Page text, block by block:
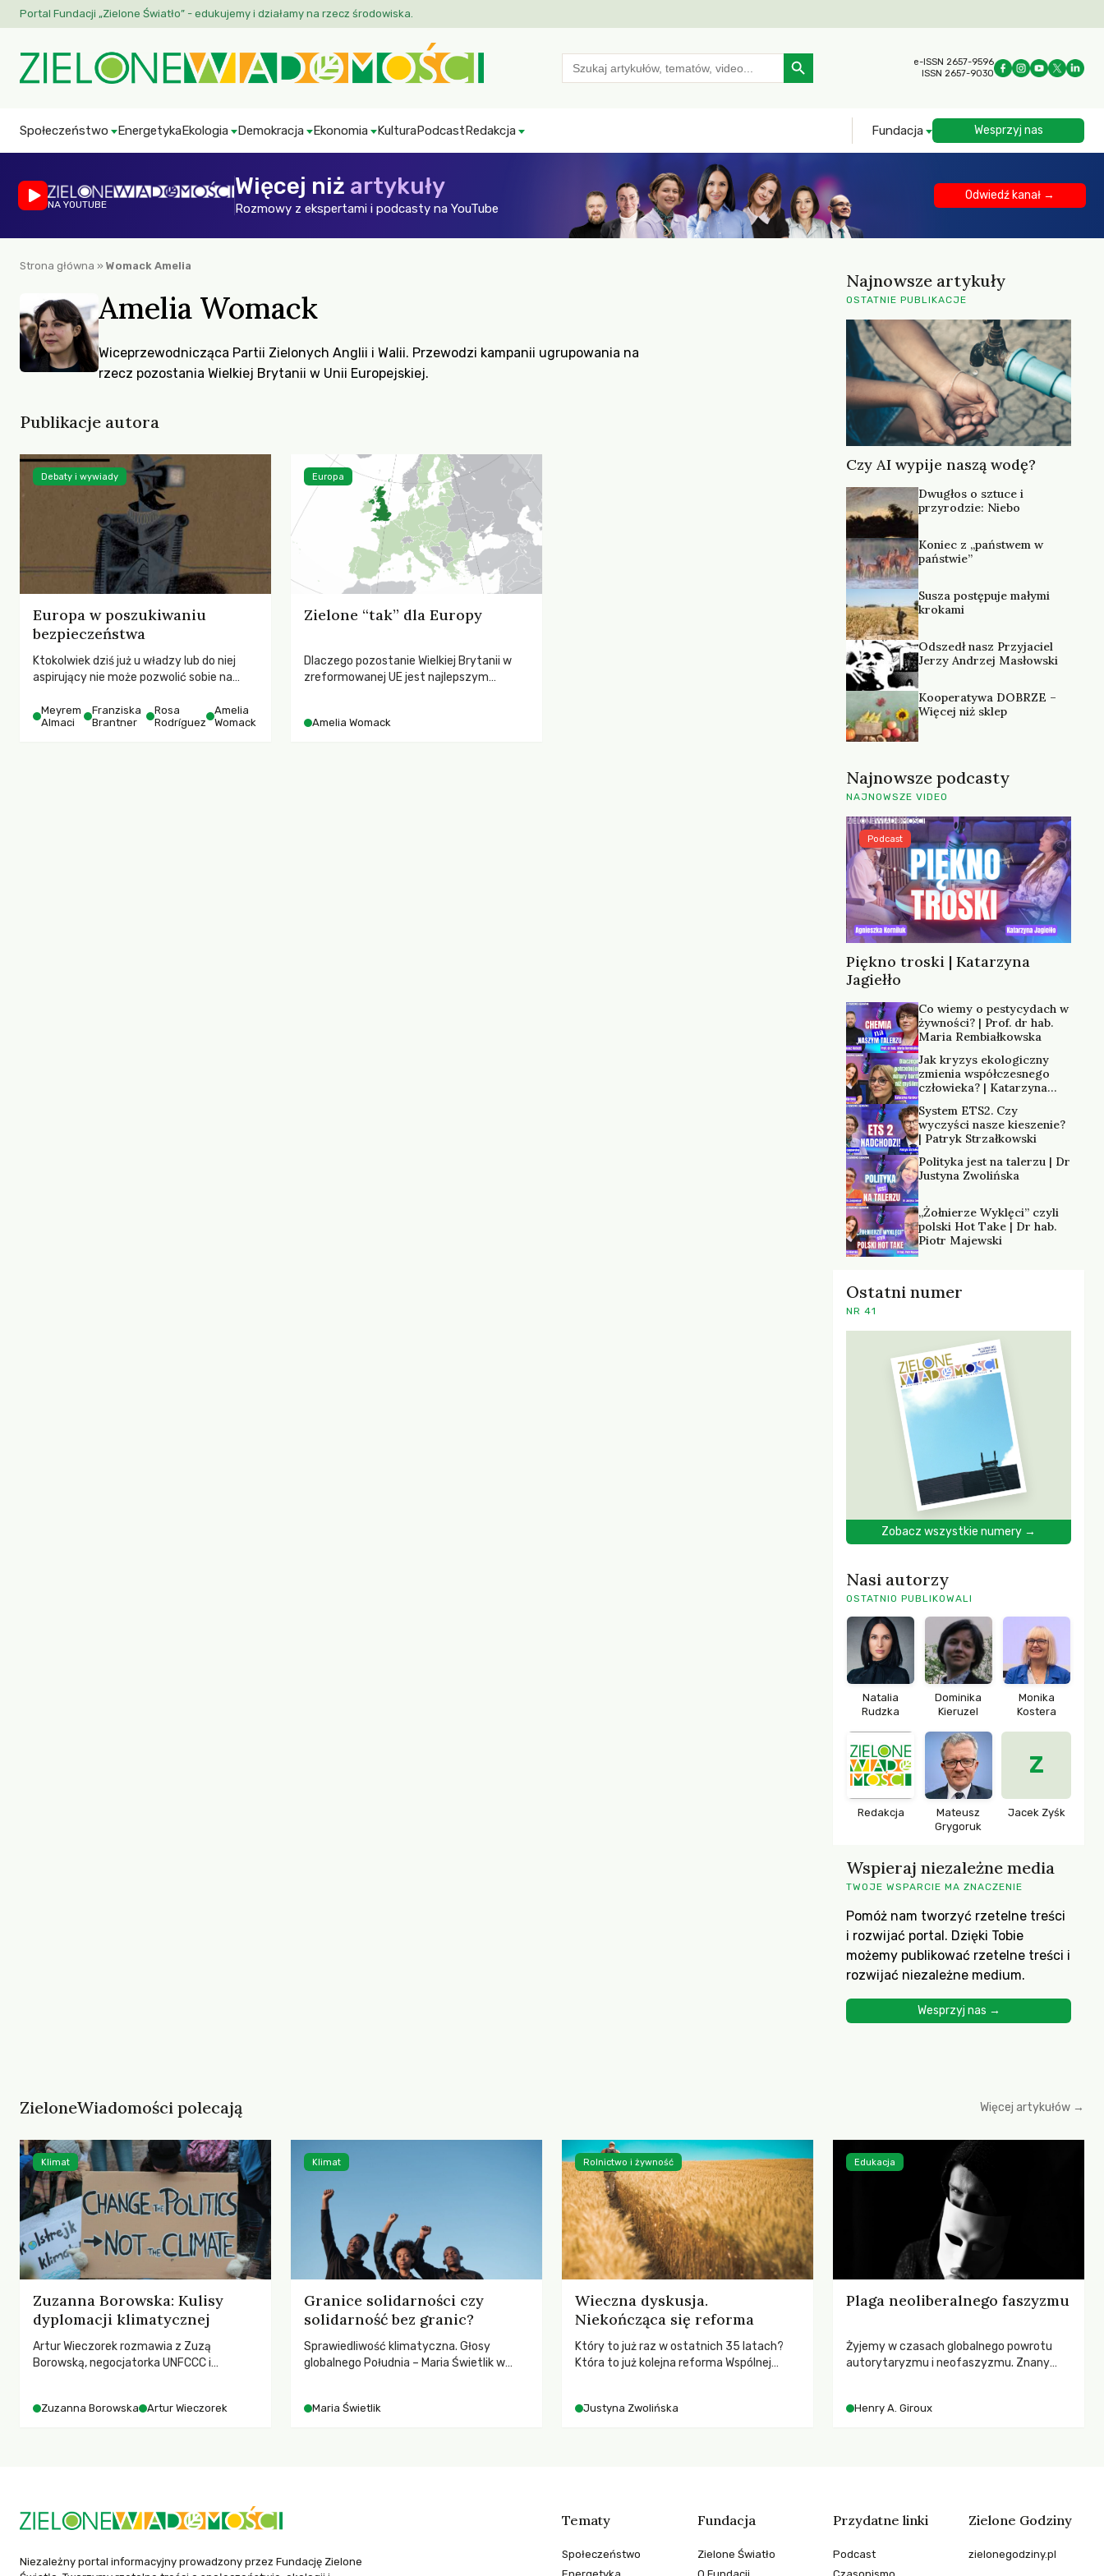
Portal Fundacji „Zielone Światło” - edukujemy i działamy na rzecz środowiska.
Search
for:
Search Button
e-ISSN 2657-9596
ISSN 2657-9030
Społeczeństwo EnergetykaEkologia Demokracja Ekonomia KulturaPodcastRedakcja Fundacja Wesprzyj nas
NA YOUTUBE
Więcej niż artykuły
Rozmowy z ekspertami i podcasty na YouTube
Odwiedź kanał →
Strona główna » Womack Amelia
Amelia Womack
Wiceprzewodnicząca Partii Zielonych Anglii i Walii. Przewodzi kampanii ugrupowania na
rzecz pozostania Wielkiej Brytanii w Unii Europejskiej.
Publikacje autora
Europa w poszukiwaniu
bezpieczeństwa
Ktokolwiek dziś już u władzy lub do niej
aspirujący nie może pozwolić sobie na
zdaje się coraz mocniej ogarniać
obywatelki i obywateli Europy.
Meyrem
Almaci
Franziska
Brantner
Rosa
Rodríguez
Amelia
Womack
Debaty i wywiady
Zielone “tak” dla Europy
Dlaczego pozostanie Wielkiej Brytanii w
zreformowanej UE jest najlepszym
Amelia Womack
Europa
Najnowsze artykuły
OSTATNIE PUBLIKACJE
Czy AI wypije naszą wodę?
Dwugłos o sztuce i
przyrodzie: Niebo
Koniec z „państwem w
państwie”
Susza postępuje małymi
krokami
Odszedł nasz Przyjaciel
Jerzy Andrzej Masłowski
Kooperatywa DOBRZE –
Więcej niż sklep
Najnowsze podcasty
NAJNOWSZE VIDEO
Piękno troski | Katarzyna
Jagiełło
Podcast
Co wiemy o pestycydach w
żywności? | Prof. dr hab.
Maria Rembiałkowska
Jak kryzys ekologiczny
zmienia współczesnego
człowieka? | Katarzyna
System ETS2. Czy
wyczyści nasze kieszenie?
| Patryk Strzałkowski
Polityka jest na talerzu | Dr
Justyna Zwolińska
„Żołnierze Wyklęci” czyli
polski Hot Take | Dr hab.
Piotr Majewski
Ostatni numer
NR 41
Zobacz wszystkie numery →
Nasi autorzy
OSTATNIO PUBLIKOWALI
Natalia
Rudzka
Dominika
Kieruzel
Monika
Kostera
Redakcja
Mateusz
Grygoruk
Z
Jacek Zyśk
Wspieraj niezależne media
TWOJE WSPARCIE MA ZNACZENIE
Pomóż nam tworzyć rzetelne treści
i rozwijać portal. Dzięki Tobie
możemy publikować rzetelne treści i
rozwijać niezależne medium.
Wesprzyj nas →
ZieloneWiadomości polecają Więcej artykułów →
Zuzanna Borowska: Kulisy
dyplomacji klimatycznej
Artur Wieczorek rozmawia z Zuzą
Borowską, negocjatorka UNFCCC i
ruchach klimatycznych
Zuzanna Borowska Artur Wieczorek
Klimat
Granice solidarności czy
solidarność bez granic?
Sprawiedliwość klimatyczna. Głosy
globalnego Południa – Maria Świetlik w
Maria Świetlik
Klimat
Wieczna dyskusja.
Niekończąca się reforma
Który to już raz w ostatnich 35 latach?
Która to już kolejna reforma Wspólnej
społeczne?
Justyna Zwolińska
Rolnictwo i żywność
Plaga neoliberalnego faszyzmu
Żyjemy w czasach globalnego powrotu
autorytaryzmu i neofaszyzmu. Znany
społeczeństwo. Czy współczesne
Henry A. Giroux
Edukacja
Niezależny portal informacyjny prowadzony przez Fundację Zielone
Tematy
Społeczeństwo
Fundacja
Zielone Światło
Przydatne linki
Podcast
Zielone Godziny
zielonegodziny.pl